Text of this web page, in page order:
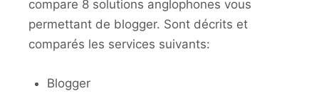
compare 8 solutions anglophones vous
permettant de blogger. Sont décrits et
comparés les services suivants:
Blogger